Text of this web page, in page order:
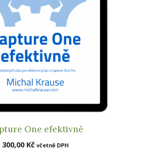
One efektivně
300,00 Kč včetně DPH